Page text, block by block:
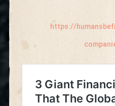
https://